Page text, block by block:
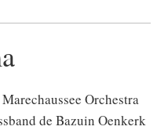
Orchestra
de Bazuin Oenkerk